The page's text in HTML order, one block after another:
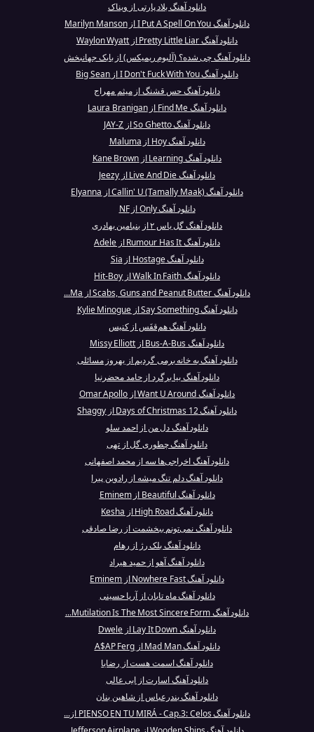
دانلود آهنگ بلاد پارتی از ویناک
دانلود آهنگ I Put A Spell On You از Marilyn Manson
دانلود آهنگ Pretty Little Liar از Waylon Wyatt
دانلود آهنگ چی شده؟ (آلبوم ریمیکس) از بابک جهانبخش
دانلود آهنگ I Don't Fuck With You از Big Sean
دانلود آهنگ حس قشنگ از میثم مهراج
دانلود آهنگ Find Me از Laura Branigan
دانلود آهنگ So Ghetto از JAY-Z
دانلود آهنگ Hoy از Maluma
دانلود آهنگ Learning از Kane Brown
دانلود آهنگ Live And Die از Jeezy
دانلود آهنگ Callin' U (Tamally Maak) از Elyanna
دانلود آهنگ Only از NF
دانلود آهنگ گل یاس ۲ از بنیامین بهادری
دانلود آهنگ Rumour Has It از Adele
دانلود آهنگ Hostage از Sia
دانلود آهنگ Walk In Faith از Hit-Boy
دانلود آهنگ Scabs, Guns and Peanut Butter از Ma...
دانلود آهنگ Say Something از Kylie Minogue
دانلود آهنگ هم‌قفَس از کنیس
دانلود آهنگ Bus-A-Bus از Missy Elliott
دانلود آهنگ به خانه برمی گردیم از بهروز مسائلی
دانلود آهنگ بیا برگرد از حامد محضرنیا
دانلود آهنگ Want U Around از Omar Apollo
دانلود آهنگ 12 Days of Christmas از Shaggy
دانلود آهنگ دل من از احمد سلو
دانلود آهنگ چطوری گل از تهی
دانلود آهنگ اخراجی‌ها سه از محمد اصفهانی
دانلود آهنگ دلم تنگ میشه از رادوین پیرا
دانلود آهنگ Beautiful از Eminem
دانلود آهنگ High Road از Kesha
دانلود آهنگ نمی‌تونم ببخشمت از رضا صادقی
دانلود آهنگ بلک رژ از رهام
دانلود آهنگ آهو از حمید هیراد
دانلود آهنگ Nowhere Fast از Eminem
دانلود آهنگ ماه تابان از آریا حسینی
دانلود آهنگ Mutilation Is The Most Sincere Form...
دانلود آهنگ Lay It Down از Dwele
دانلود آهنگ Mad Man از A$AP Ferg
دانلود آهنگ اسمت هست از رضایا
دانلود آهنگ اسارت از ابی عالی
دانلود آهنگ بندرعباس از شاهین بنان
دانلود آهنگ PIENSO EN TU MIRÁ - Cap.3: Celos از...